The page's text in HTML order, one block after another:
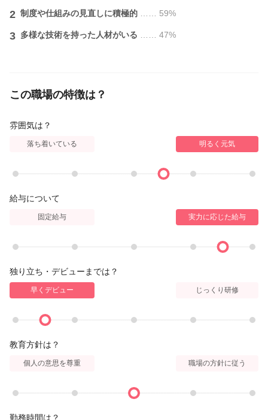
月14休み 1日6時間稼働
入客81人 指名71人 フリー10人
2 制度や仕組みの見直しに積極的 …… 59%
3 多様な技術を持った人材がいる …… 47%
この職場の特徴は？
雰囲気は？
落ち着いている 明るく元気
給与について
固定給与 実力に応じた給与
独り立ち・デビューまでは？
早くデビュー じっくり研修
教育方針は？
個人の意思を尊重 職場の方針に従う
勤務時間は？